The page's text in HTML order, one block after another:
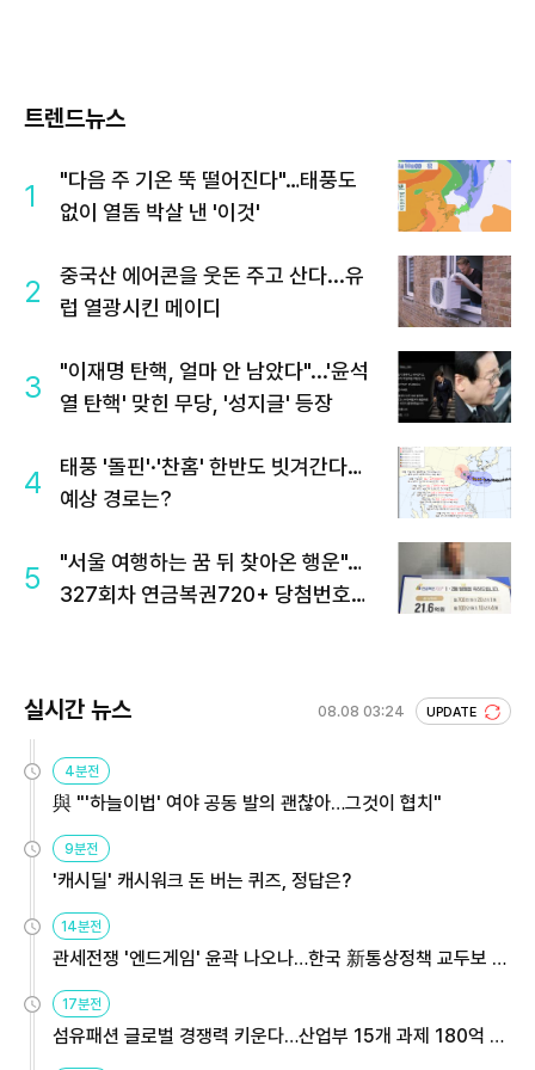
트렌드뉴스
1
"다음 주 기온 뚝 떨어진다"…태풍도
없이 열돔 박살 낸 '이것'
2
중국산 에어콘을 웃돈 주고 산다...유
럽 열광시킨 메이디
3
"이재명 탄핵, 얼마 안 남았다"...'윤석
열 탄핵' 맞힌 무당, '성지글' 등장
4
태풍 '돌핀'·'찬홈' 한반도 빗겨간다…
예상 경로는?
5
"서울 여행하는 꿈 뒤 찾아온 행운"…
327회차 연금복권720+ 당첨번호조
실시간 뉴스 08.08 03:24 UPDATE
4분전
與 "'하늘이법' 여야 공동 발의 괜찮아…그것이 협치"
9분전
'캐시딜' 캐시워크 돈 버는 퀴즈, 정답은?
14분전
관세전쟁 '엔드게임' 윤곽 나오나…한국 新통상정책 교두보 활
용해야
17분전
섬유패션 글로벌 경쟁력 키운다…산업부 15개 과제 180억 지
원